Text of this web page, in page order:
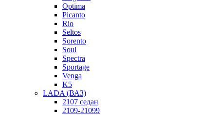
Optima
Picanto
Rio
Seltos
Sorento
Soul
Spectra
Sportage
Venga
K5
LADA (ВАЗ)
2107 седан
2109-21099